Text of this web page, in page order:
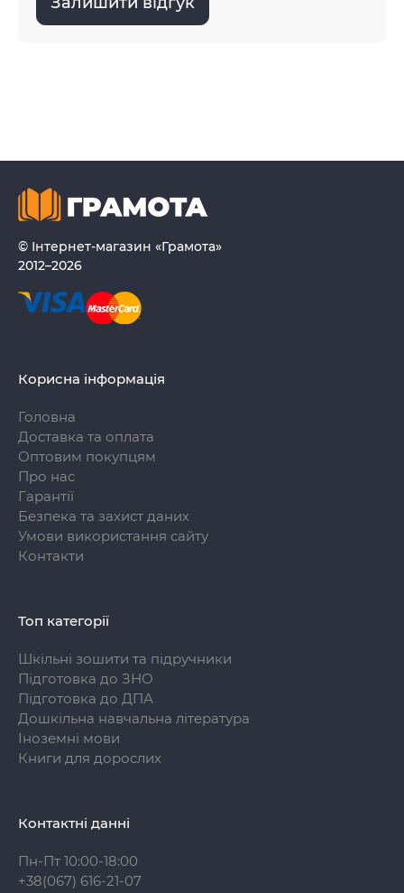
© Інтернет-магазин «Грамота»
2012–2026
Корисна інформація
Головна
Доставка та оплата
Оптовим покупцям
Про нас
Гарантії
Безпека та захист даних
Умови використання сайту
Контакти
Топ категорії
Шкільні зошити та підручники
Підготовка до ЗНО
Підготовка до ДПА
Дошкільна навчальна література
Іноземні мови
Книги для дорослих
Контактні данні
Пн-Пт 10:00-18:00
+38(067) 616-21-07